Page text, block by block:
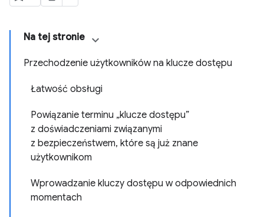
Na tej stronie
Przechodzenie użytkowników na klucze dostępu
Łatwość obsługi
Powiązanie terminu „klucze dostępu”
z doświadczeniami związanymi
z bezpieczeństwem, które są już znane
użytkownikom
Wprowadzanie kluczy dostępu w odpowiednich
momentach